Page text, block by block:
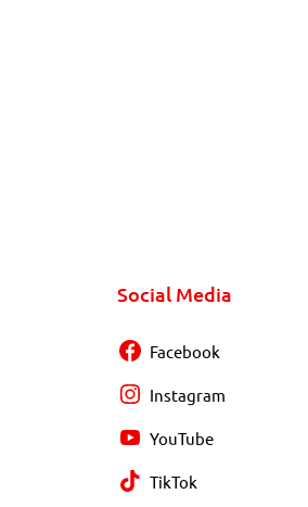
Social Media
Facebook
Instagram
YouTube
TikTok